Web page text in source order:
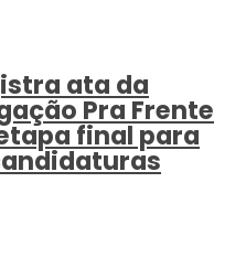
ata da
Pra Frente
final para